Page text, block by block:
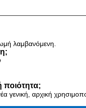
λαμβανόμενη.
ποιότητα;
γενική, αρχική